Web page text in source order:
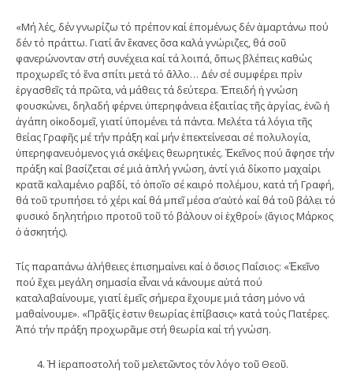
«Μή λές, δέν γνωρίζω τό πρέπον καί ἑπομένως δέν ἁμαρτάνω πού
δέν τό πράττω. Γιατί ἄν ἔκανες ὅσα καλά γνώριζες, θά σοῦ
φανερώνονταν στή συνέχεια καί τά λοιπά, ὅπως βλέπεις καθώς
προχωρεῖς τό ἕνα σπίτι μετά τό ἄλλο… Δέν σέ συμφέρει πρίν
ἐργασθεῖς τά πρῶτα, νά μάθεις τά δεύτερα. Ἐπειδή ἡ γνώση
φουσκώνει, δηλαδή φέρνει ὑπερηφάνεια ἐξαιτίας τῆς ἀργίας, ἐνῶ ἡ
ἀγάπη οἰκοδομεῖ, γιατί ὑπομένει τά πάντα. Μελέτα τά λόγια τῆς
θείας Γραφῆς μέ τήν πράξη καί μήν ἐπεκτείνεσαι σέ πολυλογία,
ὑπερηφανευόμενος γιά σκέψεις θεωρητικές. Ἐκεῖνος πού ἄφησε τήν
πράξη καί βασίζεται σέ μιά ἁπλή γνώση, ἀντί γιά δίκοπο μαχαίρι
κρατᾶ καλαμένιο ραβδί, τό ὁποῖο σέ καιρό πολέμου, κατά τή Γραφή,
θά τοῦ τρυπήσει τό χέρι καί θά μπεῖ μέσα σ’αὐτό καί θά τοῦ βάλει τό
φυσικό δηλητήριο προτοῦ τοῦ τό βάλουν οἱ ἐχθροί» (ἅγιος Μάρκος
ὁ ἀσκητής).
Τίς παραπάνω ἀλήθειες ἐπισημαίνει καί ὁ ὅσιος Παΐσιος: «Ἐκεῖνο
πού ἔχει μεγάλη σημασία εἶναι νά κάνουμε αὐτά πού
καταλαβαίνουμε, γιατί ἐμεῖς σήμερα ἔχουμε μιά τάση μόνο νά
μαθαίνουμε». «Πρᾶξίς ἐστιν θεωρίας ἐπίβασις» κατά τούς Πατέρες.
Ἀπό τήν πράξη προχωρᾶμε στή θεωρία καί τή γνώση.
Ἡ ἱεραποστολή τοῦ μελετῶντος τόν λόγο τοῦ Θεοῦ.